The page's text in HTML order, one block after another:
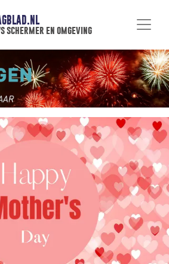
schermer en omgeving